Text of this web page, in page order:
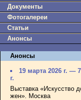
Документы
Фотогалереи
Статьи
Анонсы
Анонсы
19 марта 2026 г. —
г.
Выставка «Искусство
жен». Москва